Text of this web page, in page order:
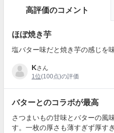
高評価のコメント
ほぼ焼き芋
塩バター味だと焼き芋の感じを
Kさん
1位(100点)の評価
バターとのコラボが最高
さつまいもの甘味とバターの風
す。一枚の厚さも薄すぎず厚す